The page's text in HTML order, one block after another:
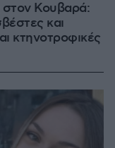
στον Κουβαρά:
και
κτηνοτροφικές